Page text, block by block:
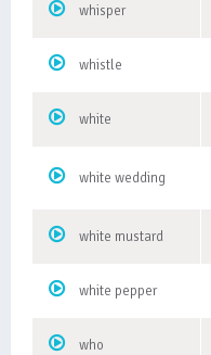
whisper
whistle
white
white wedding
white mustard
white pepper
who